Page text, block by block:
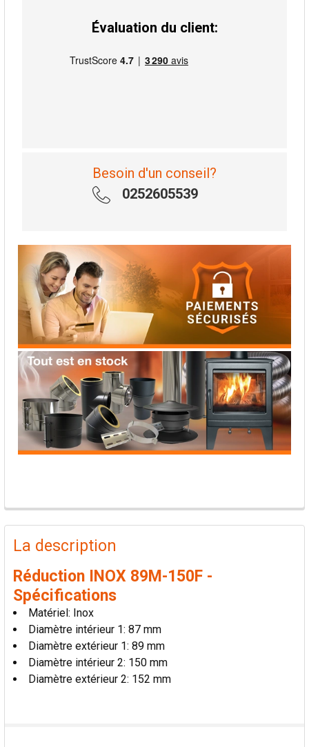
Évaluation du client:
Besoin d'un conseil?
0252605539
PRODUITS
FRÉQUEMMENT
ACHETÉS
TOUT
SÉLECTIONNER
AJOUTER
LA
SÉLECTION
AU PANIER
La description
Réduction INOX 89M-150F -
Spécifications
Matériel: Inox
Diamètre intérieur 1: 87 mm
Diamètre extérieur 1: 89 mm
Diamètre intérieur 2: 150 mm
Diamètre extérieur 2: 152 mm